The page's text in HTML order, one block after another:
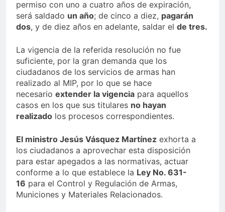
permiso con uno a cuatro años de expiración,
será saldado un año; de cinco a diez, pagarán
dos, y de diez años en adelante, saldar el de tres.
La vigencia de la referida resolución no fue
suficiente, por la gran demanda que los
ciudadanos de los servicios de armas han
realizado al MIP, por lo que se hace
necesario extender la vigencia para aquellos
casos en los que sus titulares no hayan
realizado los procesos correspondientes.
El ministro Jesús Vásquez Martínez exhorta a
los ciudadanos a aprovechar esta disposición
para estar apegados a las normativas, actuar
conforme a lo que establece la Ley No. 631-
16 para el Control y Regulación de Armas,
Municiones y Materiales Relacionados.